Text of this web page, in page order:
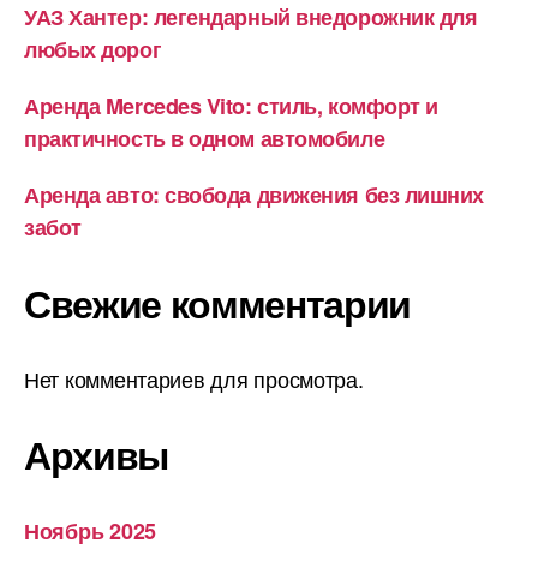
УАЗ Хантер: легендарный внедорожник для
любых дорог
Аренда Mercedes Vito: стиль, комфорт и
практичность в одном автомобиле
Аренда авто: свобода движения без лишних
забот
Свежие комментарии
Нет комментариев для просмотра.
Архивы
Ноябрь 2025